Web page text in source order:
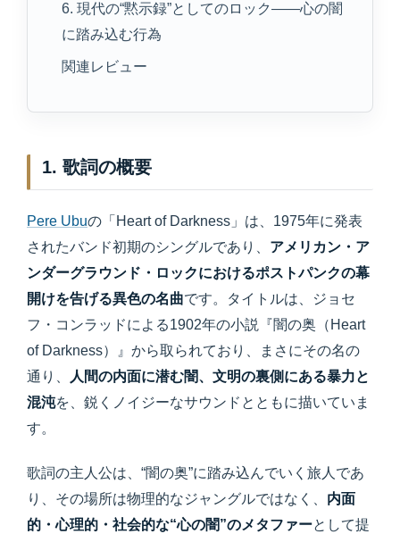
6. 現代の“黙示録”としてのロック——心の闇
に踏み込む行為
関連レビュー
1. 歌詞の概要
Pere Ubuの「Heart of Darkness」は、1975年に発表
されたバンド初期のシングルであり、 アメリカン・ア
ンダーグラウンド・ロックにおけるポストパンクの幕
開けを告げる異色の名曲です。タイトルは、ジョセ
フ・コンラッドによる1902年の小説『闇の奥（Heart
of Darkness）』から取られており、まさにその名の
通り、
人間の内面に潜む闇、文明の裏側にある暴力と
混沌を、鋭くノイジーなサウンドとともに描いていま
す。
歌詞の主人公は、“闇の奥”に踏み込んでいく旅人であ
り、その場所は物理的なジャングルではなく、 内面
的・心理的・社会的な“心の闇”のメタファーとして提